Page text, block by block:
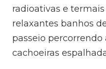
radioativas e
relaxantes banhos
passeio percorrendo
cachoeiras